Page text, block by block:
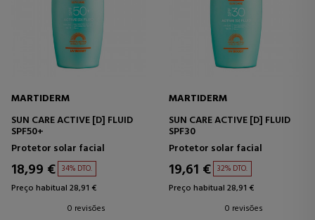
MARTIDERM
SUN CARE ACTIVE [D] FLUID
SPF50+
Protetor solar facial
18,99 € 34% DTO.
Preço habitual 28,91 €
0 revisões
MARTIDERM
SUN CARE ACTIVE [D] FLUID
SPF30
Protetor solar facial
19,61 € 32% DTO.
Preço habitual 28,91 €
0 revisões